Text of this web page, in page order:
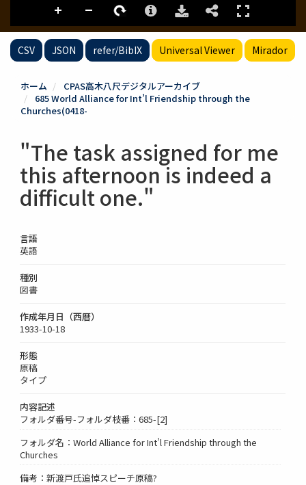
CSV JSON refer/BibIX Universal Viewer Mirador
ホーム
CPAS高木八尺デジタルアーカイブ
685 World Alliance for Int’l Friendship through the
Churches(0418-
"The task assigned for me
this afternoon is indeed a
difficult one."
言語
英語
種別
図書
作成年月日（西暦）
1933-10-18
形態
原稿
タイプ
内容記述
フォルダ番号-フォルダ枝番：685-[2]
フォルダ名：World Alliance for Int’l Friendship through the
Churches
備考：新渡戸氏追悼スピーチ原稿?